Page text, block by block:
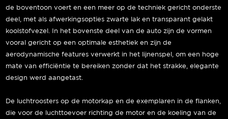
de boventoon voert en een meer op de techniek gericht onderste
deel, met als afwerkingsopties zwarte lak en transparant gelakt
koolstofvezel. In het bovenste deel van de auto zijn de vormen
vooral gericht op een optimale esthetiek en zijn de
aerodynamische features verwerkt in het lijnenspel, om een hoge
mate van efficiëntie te bereiken zonder dat het strakke, elegante
design werd aangetast.
De luchtroosters op de motorkap en de exemplaren in de flanken,
die voor de luchttoevoer richting de motor en de koeling van de